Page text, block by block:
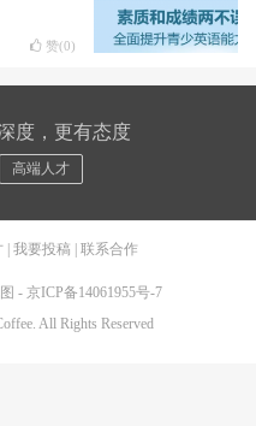
赞(0)
度，更有态度
高端人才
我要投稿 联系合作
- 京ICP备14061955号-7
All Rights Reserved